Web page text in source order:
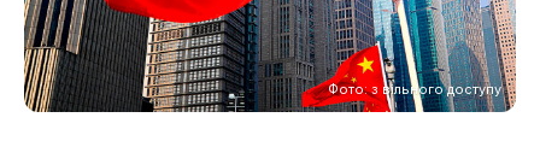
Фото: з вільного доступу